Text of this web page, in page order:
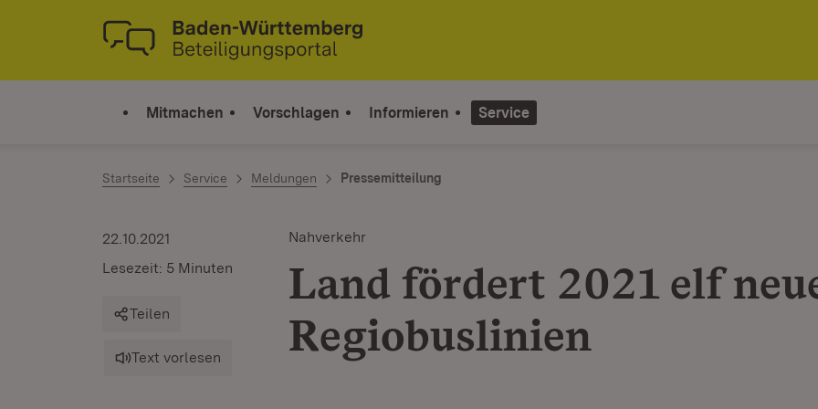
Zum Inhalt springen
Link zur Startseite
Mitmachen Vorschlagen Informieren Service
Startseite Service Meldungen Pressemitteilung
Nahverkehr
Land fördert 2021 elf
Regiobuslinien
22.10.2021
Lesezeit: 5 Minuten
Teilen
Text vorlesen